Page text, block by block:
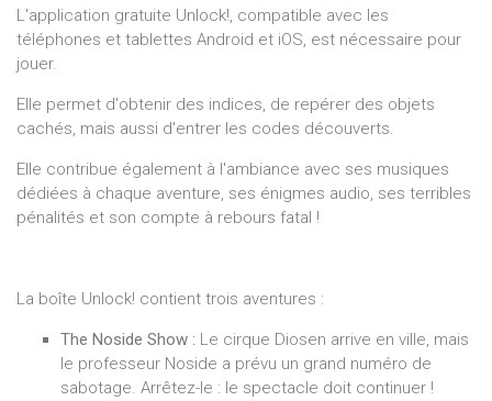
L'application gratuite Unlock!, compatible avec les
téléphones et tablettes Android et iOS, est nécessaire pour
jouer.
Elle permet d'obtenir des indices, de repérer des objets
cachés, mais aussi d'entrer les codes découverts.
Elle contribue également à l'ambiance avec ses musiques
dédiées à chaque aventure, ses énigmes audio, ses terribles
pénalités et son compte à rebours fatal !
La boîte Unlock! contient trois aventures :
The Noside Show : Le cirque Diosen arrive en ville, mais
le professeur Noside a prévu un grand numéro de
sabotage. Arrêtez-le : le spectacle doit continuer !